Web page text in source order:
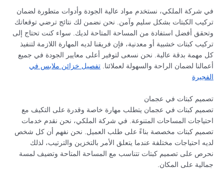
في شركة الملكي، نستخدم مواد عالية الجودة وأدوات متطورة لضمان
تركيب الكبتات بشكل سليم وآمن. نحن نضمن لك نتائج ترضي توقعاتك
وتحقق أفضل استفادة من المساحة المتاحة لديك. سواء كنت تحتاج إلى
تركيب كبتات خشبية أو معدنية، فإن فريقنا لديه المهارة اللازمة لتنفيذ
كل مهمة بدقة عالية. نحن نسعى لتوفير أعلى معايير الجودة في جميع
أعمالنا لضمان الراحة والسهولة لعملائنا.تفصيل خزائن ملابس في
الفجيرة
تصميم كبتات في عجمان
تصميم كبتات في عجمان يتطلب مهارة خاصة وقدرة على التكيف مع
احتياجات المساحات المتنوعة. في شركة الملكي، نحن نقدم خدمات
تصميم كبتات مخصصة بناءً على طلب العميل. نحن نفهم أن كل شخص
لديه احتياجات مختلفة عندما يتعلق الأمر بالتخزين والترتيب، لذلك
نحرص على تصميم كبتات تتناسب مع المساحة المتاحة وتضيف لمسة
جمالية على المكان.